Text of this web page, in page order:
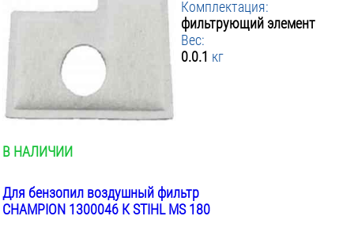
Комплектация:
фильтрующий элемент
Вес:
0.0.1 кг
В НАЛИЧИИ
Для бензопил воздушный фильтр
CHAMPION 1300046 К STIHL MS 180